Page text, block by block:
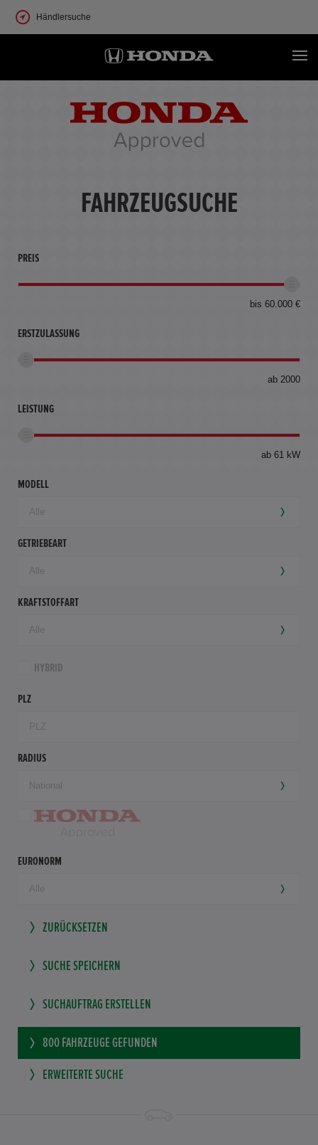
Händlersuche
FAHRZEUGSUCHE
PREIS
bis 60.000 €
ERSTZULASSUNG
ab 2000
LEISTUNG
ab 61 kW
MODELL
GETRIEBEART
KRAFTSTOFFART
HYBRID
PLZ
RADIUS
EURONORM
ZURÜCKSETZEN
SUCHE SPEICHERN
SUCHAUFTRAG ERSTELLEN
800 FAHRZEUGE GEFUNDEN
ERWEITERTE SUCHE